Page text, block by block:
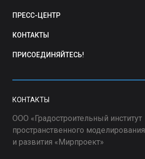
ПРЕСС-ЦЕНТР
КОНТАКТЫ
ПРИСОЕДИНЯЙТЕСЬ!
КОНТАКТЫ
ООО «Градостроительный институт
пространственного моделирования
и развития «Мирпроект»